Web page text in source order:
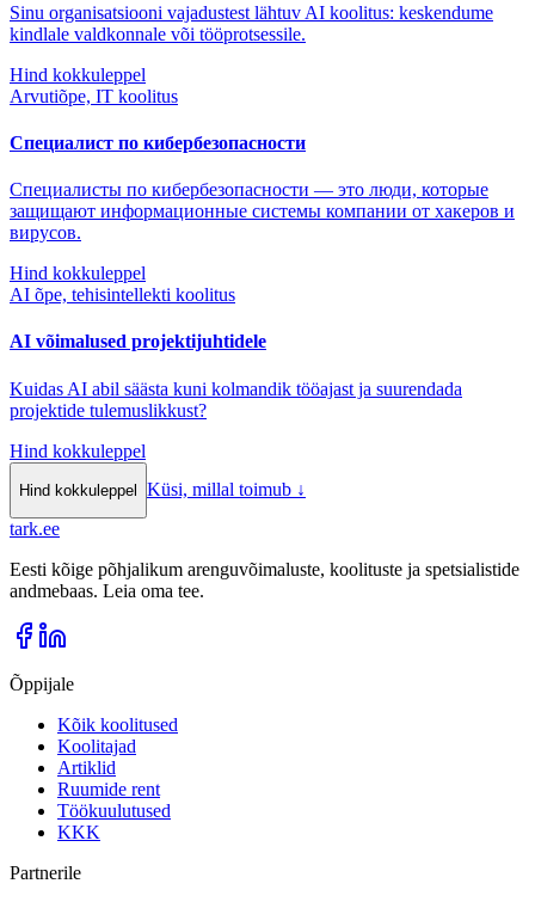
Sinu organisatsiooni vajadustest lähtuv AI koolitus: keskendume
kindlale valdkonnale või tööprotsessile.
Hind kokkuleppel
Arvutiõpe, IT koolitus
Специалист по кибербезопасности
Специалисты по кибербезопасности — это люди, которые
защищают информационные системы компании от хакеров и
вирусов.
Hind kokkuleppel
AI õpe, tehisintellekti koolitus
AI võimalused projektijuhtidele
Kuidas AI abil säästa kuni kolmandik tööajast ja suurendada
projektide tulemuslikkust?
Hind kokkuleppel
Hind kokkuleppel Küsi, millal toimub ↓
tark.ee
Eesti kõige põhjalikum arenguvõimaluste, koolituste ja spetsialistide
andmebaas. Leia oma tee.
Õppijale
Kõik koolitused
Koolitajad
Artiklid
Ruumide rent
Töökuulutused
KKK
Partnerile